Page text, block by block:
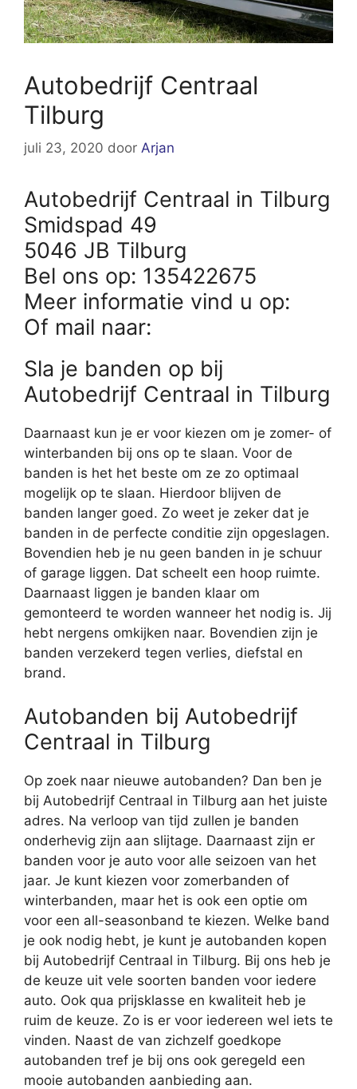
Autobedrijf Centraal
Tilburg
juli 23, 2020 door Arjan
Autobedrijf Centraal in Tilburg
Smidspad 49
5046 JB Tilburg
Bel ons op: 135422675
Meer informatie vind u op:
Of mail naar:
Sla je banden op bij
Autobedrijf Centraal in Tilburg
Daarnaast kun je er voor kiezen om je zomer- of
winterbanden bij ons op te slaan. Voor de
banden is het het beste om ze zo optimaal
mogelijk op te slaan. Hierdoor blijven de
banden langer goed. Zo weet je zeker dat je
banden in de perfecte conditie zijn opgeslagen.
Bovendien heb je nu geen banden in je schuur
of garage liggen. Dat scheelt een hoop ruimte.
Daarnaast liggen je banden klaar om
gemonteerd te worden wanneer het nodig is. Jij
hebt nergens omkijken naar. Bovendien zijn je
banden verzekerd tegen verlies, diefstal en
brand.
Autobanden bij Autobedrijf
Centraal in Tilburg
Op zoek naar nieuwe autobanden? Dan ben je
bij Autobedrijf Centraal in Tilburg aan het juiste
adres. Na verloop van tijd zullen je banden
onderhevig zijn aan slijtage. Daarnaast zijn er
banden voor je auto voor alle seizoen van het
jaar. Je kunt kiezen voor zomerbanden of
winterbanden, maar het is ook een optie om
voor een all-seasonband te kiezen. Welke band
je ook nodig hebt, je kunt je autobanden kopen
bij Autobedrijf Centraal in Tilburg. Bij ons heb je
de keuze uit vele soorten banden voor iedere
auto. Ook qua prijsklasse en kwaliteit heb je
ruim de keuze. Zo is er voor iedereen wel iets te
vinden. Naast de van zichzelf goedkope
autobanden tref je bij ons ook geregeld een
mooie autobanden aanbieding aan.